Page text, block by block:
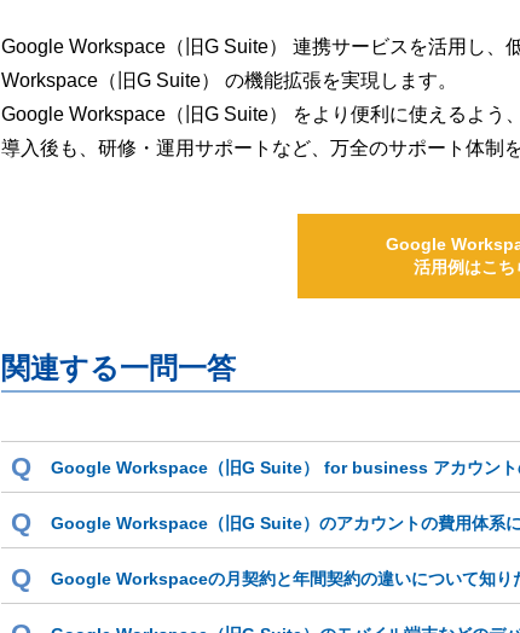
Google Workspace（旧G Suite） 連携サービスを活用し、
Workspace（旧G Suite） の機能拡張を実現します。
Google Workspace（旧G Suite） をより便利に使えるよう
導入後も、研修・運用サポートなど、万全のサポート体制
Google
活用例はこち
関連する一問一答
Q Google Workspace（旧G Suite） for business アカウント
Q Google Workspace（旧G Suite）のアカウントの費用体系
Q Google Workspaceの月契約と年間契約の違いについて知り